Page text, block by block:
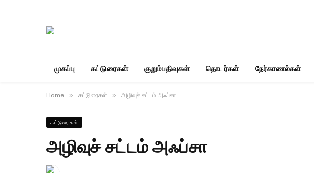
முகப்பு கட்டுரைகள் குறும்பதிவுகள் தொடர்கள் நேர்காணல்கள்
Home » கட்டுரைகள் » அழிவுச் சட்டம் அஃப்சா
கட்டுரைகள்
அழிவுச் சட்டம் அஃப்சா